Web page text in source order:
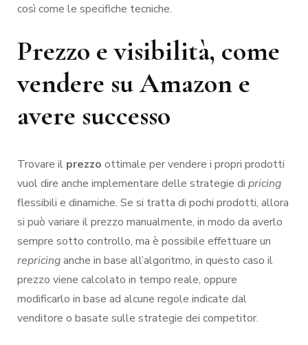
così come le specifiche tecniche.
Prezzo e visibilità, come
vendere su Amazon e
avere successo
Trovare il prezzo ottimale per vendere i propri prodotti
vuol dire anche implementare delle strategie di pricing
flessibili e dinamiche. Se si tratta di pochi prodotti, allora
si può variare il prezzo manualmente, in modo da averlo
sempre sotto controllo, ma è possibile effettuare un
repricinganche in base all’algoritmo, in questo caso il
prezzo viene calcolato in tempo reale, oppure
modificarlo in base ad alcune regole indicate dal
venditore o basate sulle strategie dei competitor.